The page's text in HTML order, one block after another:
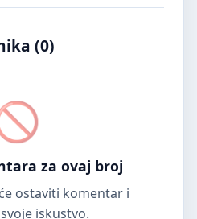
(0)
za ovaj broj
ostaviti komentar i
iskustvo.